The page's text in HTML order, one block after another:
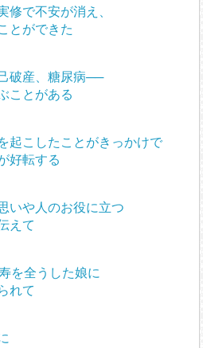
修で不安が消え、
とができた
破産、糖尿病──
ことがある
起こしたことがきっかけで
好転する
いや人のお役に立つ
えて
を全うした娘に
れて